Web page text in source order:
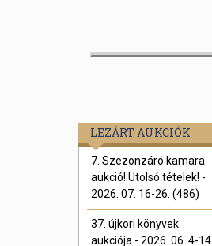
LEZÁRT AUKCIÓK
7. Szezonzáró kamara
aukció! Utolsó tételek! -
2026. 07. 16-26. (486)
37. újkori könyvek
aukciója - 2026. 06. 4-14.